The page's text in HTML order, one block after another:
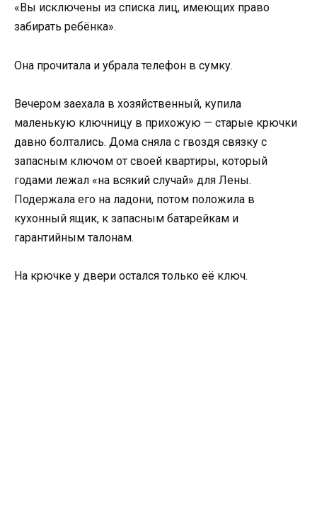
«Вы исключены из списка лиц, имеющих право
забирать ребёнка».
Она прочитала и убрала телефон в сумку.
Вечером заехала в хозяйственный, купила
маленькую ключницу в прихожую — старые крючки
давно болтались. Дома сняла с гвоздя связку с
запасным ключом от своей квартиры, который
годами лежал «на всякий случай» для Лены.
Подержала его на ладони, потом положила в
кухонный ящик, к запасным батарейкам и
гарантийным талонам.
На крючке у двери остался только её ключ.